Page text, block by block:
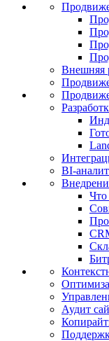
Внешняя
BI-
Что
Аудит